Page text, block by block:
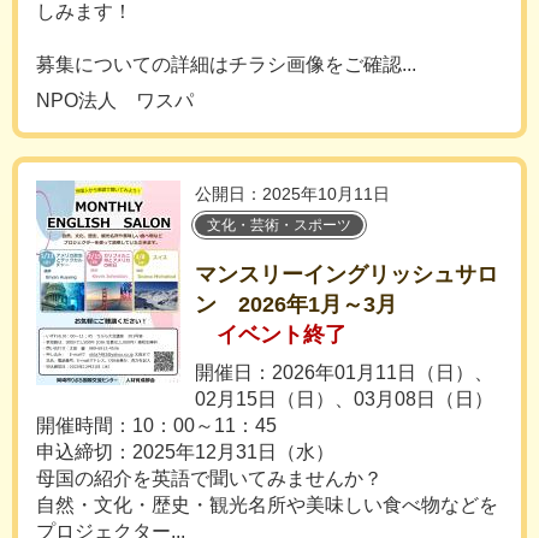
しみます！
募集についての詳細はチラシ画像をご確認...
NPO法人 ワスパ
公開日：2025年10月11日
文化・芸術・スポーツ
マンスリーイングリッシュサロ
ン 2026年1月～3月
イベント終了
開催日：2026年01月11日（日）、
02月15日（日）、03月08日（日）
開催時間：10：00～11：45
申込締切：2025年12月31日（水）
母国の紹介を英語で聞いてみませんか？
自然・文化・歴史・観光名所や美味しい食べ物などを
プロジェクター...